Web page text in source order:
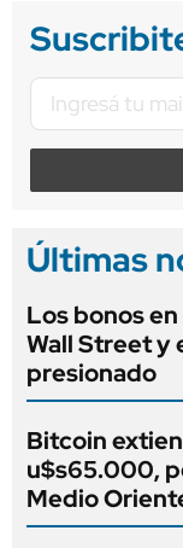
Últimas
Los bonos
Wall Street y
presionado
Bitcoin
u$s65.000,
Medio